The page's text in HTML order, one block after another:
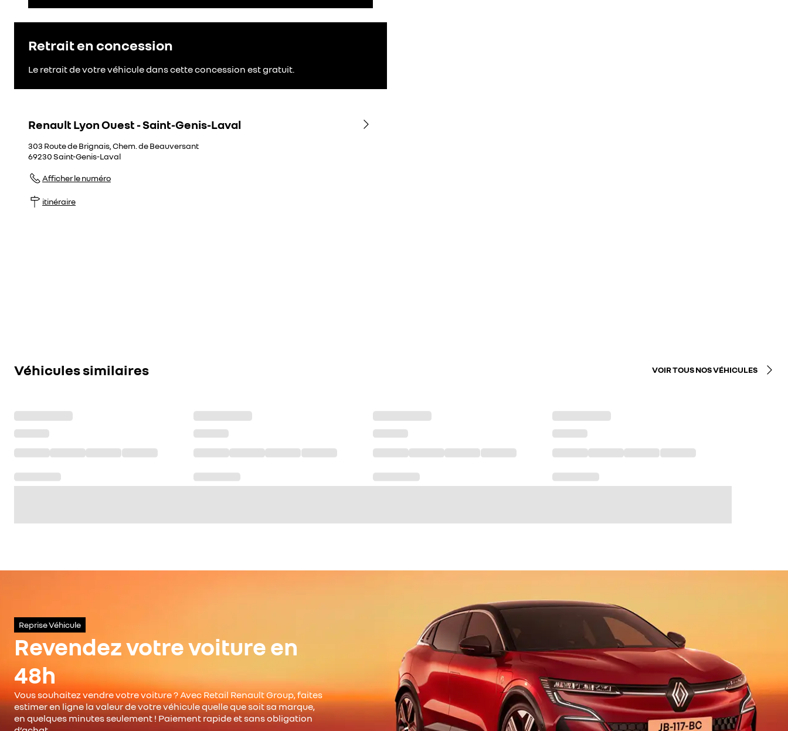
Retrait en concession
Le retrait de votre véhicule dans cette concession est gratuit.
Renault Lyon Ouest - Saint-Genis-Laval
303 Route de Brignais, Chem. de Beauversant
69230Saint-Genis-Laval
Afficher le numéro
itinéraire
Véhicules similaires VOIR TOUS NOS VÉHICULES
Reprise Véhicule
Revendez votre voiture en
48h
Vous souhaitez vendre votre voiture ? Avec Retail Renault Group, faites
estimer en ligne la valeur de votre véhicule quelle que soit sa marque,
en quelques minutes seulement ! Paiement rapide et sans obligation